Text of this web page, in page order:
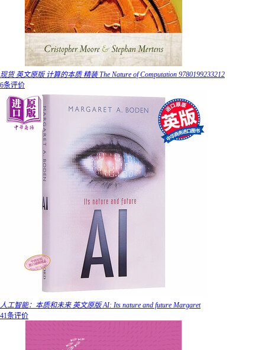
现货 英文原版 计算的本质 精装 The Nature of Computation 9780199233212
6条评价
人工智能：本质和未来 英文原版 AI: Its nature and future Margaret
41条评价